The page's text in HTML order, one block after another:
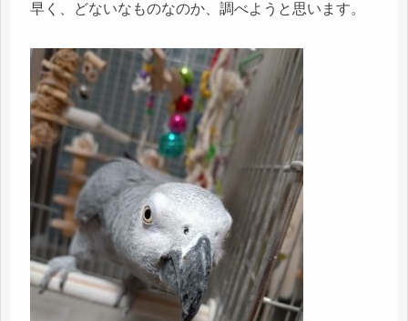
早く、どないなものなのか、調べようと思います。